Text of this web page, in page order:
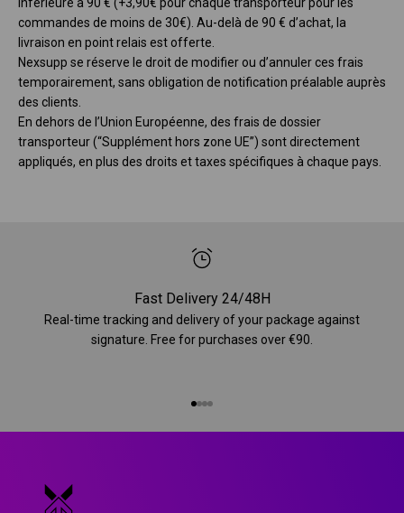
commandes de moins de 30€). Au-delà de 90 € d’achat, la
livraison en point relais est offerte.
Nexsupp se réserve le droit de modifier ou d’annuler ces frais
temporairement, sans obligation de notification préalable auprès
des clients.
En dehors de l’Union Européenne, des frais de dossier
transporteur (“Supplément hors zone UE”) sont directement
appliqués, en plus des droits et taxes spécifiques à chaque pays.
Fast Delivery 24/48H
Real-time tracking and delivery of your package against
signature. Free for purchases over €90.